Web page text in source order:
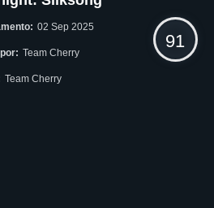
02 Sep 2025
Team Cherry
Team Cherry
91